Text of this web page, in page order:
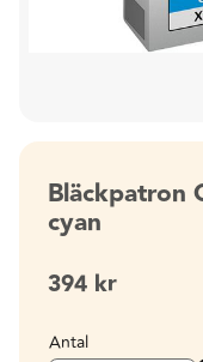
Bläckpatron
cyan
394 kr
Antal